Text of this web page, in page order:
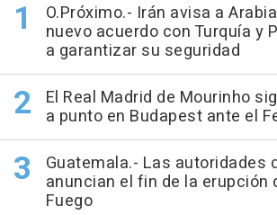
O.Próximo.- Irán avisa a
nuevo acuerdo con Turquía y
a garantizar su seguridad
El Real Madrid de Mourinho
a punto en Budapest ante el
Guatemala.- Las autoridades
anuncian el fin de la erupción
Fuego